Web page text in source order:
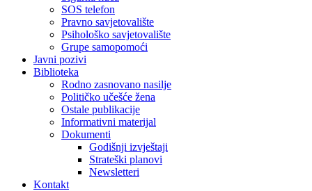
SOS telefon
Pravno savjetovalište
Psihološko savjetovalište
Grupe samopomoći
Javni pozivi
Biblioteka
Rodno zasnovano nasilje
Političko učešće žena
Ostale publikacije
Informativni materijal
Dokumenti
Godišnji izvještaji
Strateški planovi
Newsletteri
Kontakt